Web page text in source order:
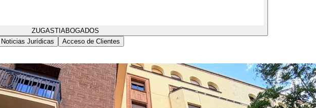
ZUGASTI ABOGADOS
Noticias Jurídicas Acceso de Clientes